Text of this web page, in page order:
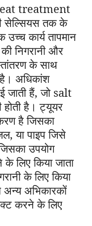
treatment
सेल्सियस तक के
कार्य तापमान
निगरानी और
के साथ
है। अधिकांश
जाती हैं, जो salt
है। ट्यूयर
है जिसका
या पाइप जिसे
उपयोग
के लिए किया जाता
के लिए किया
अन्य अभिकारकों
करने के लिए